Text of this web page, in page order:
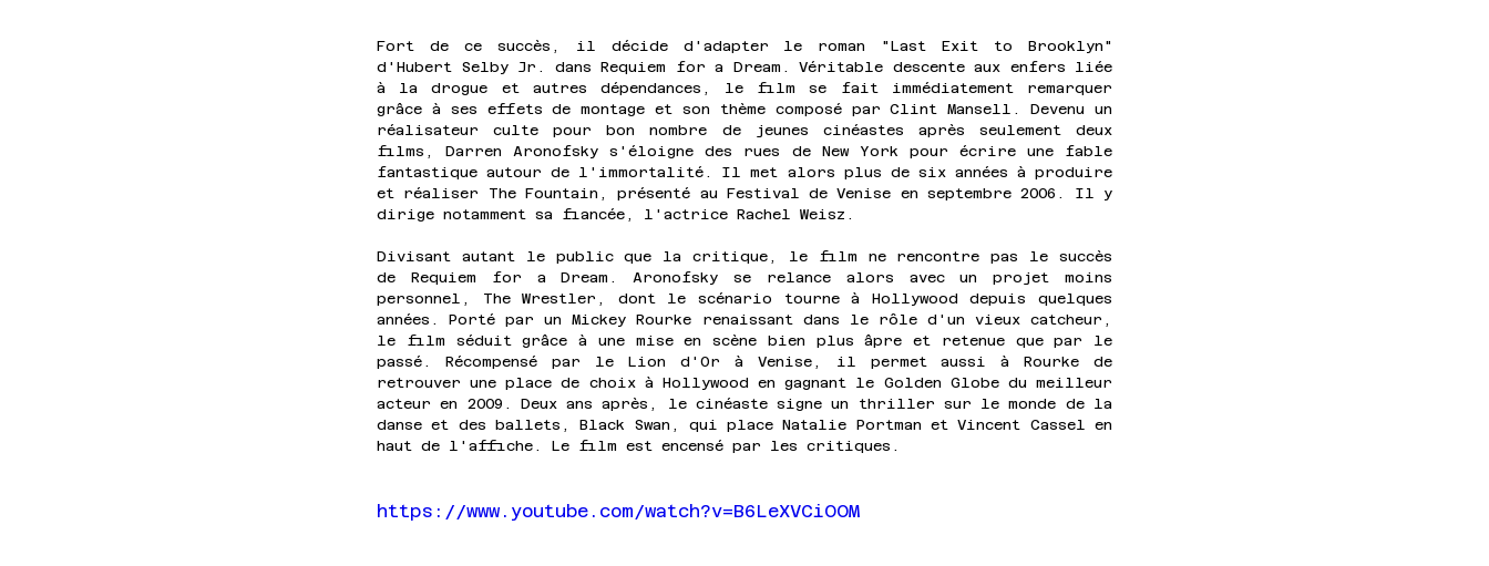
Fort de ce succès, il décide d'adapter le roman "Last Exit to Brooklyn"
d'Hubert Selby Jr. dans Requiem for a Dream. Véritable descente aux enfers liée
à la drogue et autres dépendances, le film se fait immédiatement remarquer
grâce à ses effets de montage et son thème composé par Clint Mansell. Devenu un
réalisateur culte pour bon nombre de jeunes cinéastes après seulement deux
films, Darren Aronofsky s'éloigne des rues de New York pour écrire une fable
fantastique autour de l'immortalité. Il met alors plus de six années à produire
et réaliser The Fountain, présenté au Festival de Venise en septembre 2006. Il y
dirige notamment sa fiancée, l'actrice Rachel Weisz.
Divisant autant le public que la critique, le film ne rencontre pas le succès
de Requiem for a Dream. Aronofsky se relance alors avec un projet moins
personnel, The Wrestler, dont le scénario tourne à Hollywood depuis quelques
années. Porté par un Mickey Rourke renaissant dans le rôle d'un vieux catcheur,
le film séduit grâce à une mise en scène bien plus âpre et retenue que par le
passé. Récompensé par le Lion d'Or à Venise, il permet aussi à Rourke de
retrouver une place de choix à Hollywood en gagnant le Golden Globe du meilleur
acteur en 2009. Deux ans après, le cinéaste signe un thriller sur le monde de la
danse et des ballets, Black Swan, qui place Natalie Portman et Vincent Cassel en
haut de l'affiche. Le film est encensé par les critiques.
https://www.youtube.com/watch?v=B6LeXVCiOOM